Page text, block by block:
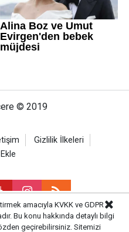
© 2019
Gizlilik İlkeleri
amacıyla KVKK ve GDPR
Bu konu hakkında detaylı bilgi
geçirebilirsiniz. Sitemizi